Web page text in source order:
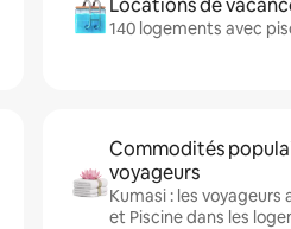
Locations de
140 logements avec
Commodités
voyageurs
Kumasi : les voyageurs
et Piscine dans les